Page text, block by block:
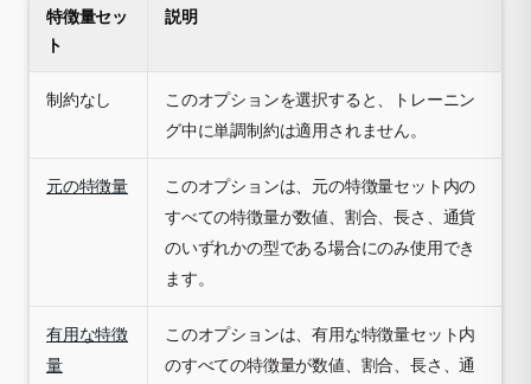
特徴量セッ
ト
説明
制約なし
このオプションを選択すると、トレーニン
グ中に単調制約は適用されません。
元の特徴量
このオプションは、元の特徴量セット内の
すべての特徴量が数値、割合、長さ、通貨
のいずれかの型である場合にのみ使用でき
ます。
有用な特徴
量
このオプションは、有用な特徴量セット内
のすべての特徴量が数値、割合、長さ、通